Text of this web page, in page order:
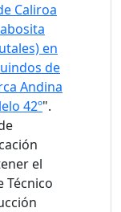
Caliroa
en
de
Andina
42º".
el
Técnico